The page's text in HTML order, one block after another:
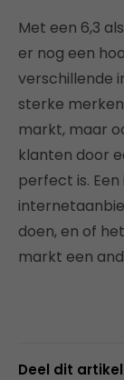
Met een 6,3
er nog een
verschillende
sterke
markt, maar
klanten door
perfect is.
doen, en of
markt een
Deel dit artikel